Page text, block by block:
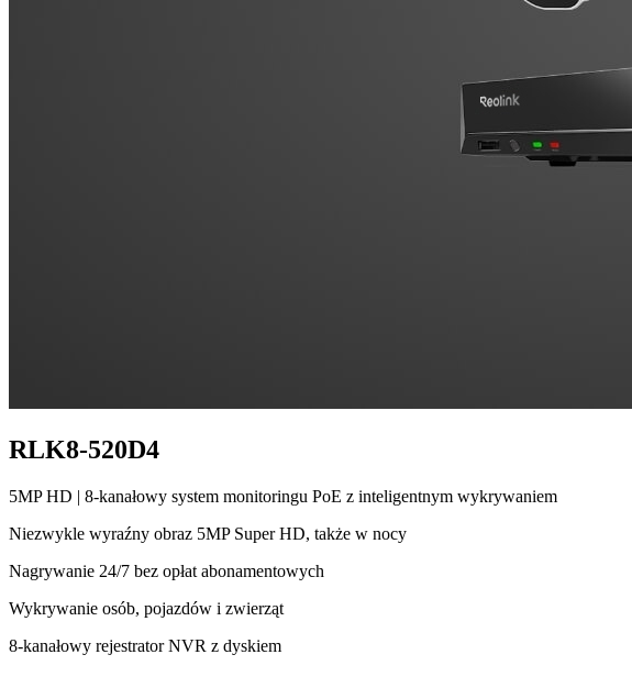
RLK8-520D4
5MP HD | 8-kanałowy system monitoringu PoE z inteligentnym wykrywaniem
Niezwykle wyraźny obraz 5MP Super HD, także w nocy
Nagrywanie 24/7 bez opłat abonamentowych
Wykrywanie osób, pojazdów i zwierząt
8-kanałowy rejestrator NVR z dyskiem